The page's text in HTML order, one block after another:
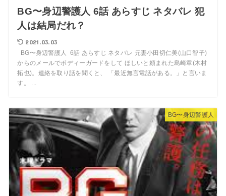
BG〜身辺警護人 6話 あらすじ ネタバレ 犯
人は結局だれ？
2021.03.03
BG〜身辺警護人 6話 あらすじ ネタバレ 元妻小田切仁美(山口智子)
からのメールでボディーガードをして ほしいと頼まれた島崎章(木村
拓也)。連絡を取り話を聞くと、 「最近無言電話がある。」と言いま
す。 ...
BG〜身辺警護人